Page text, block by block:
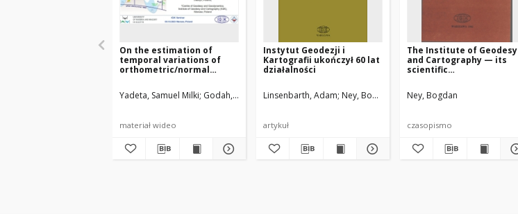
On the estimation of
temporal variations of
orthometric/normal
sites using GRACE/GRACE-
FO data
Yadeta, Samuel Milki Godah, Walyeldeen Szelachowska, Małgorzata
materiał wideo
Instytut Geodezji i
Kartografii ukończył 60 lat
działalności
Linsenbarth, Adam Ney, Bogdan
artykuł
The Institute of Geodesy
and Cartography — its
scientific
investigations and
international activity
Ney, Bogdan
czasopismo